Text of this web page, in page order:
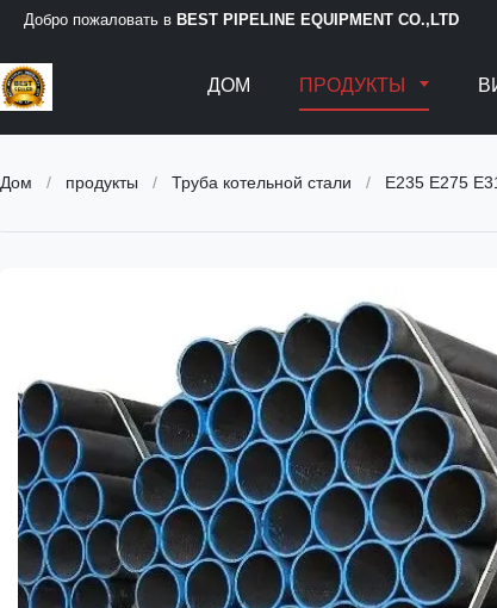
Добро пожаловать в BEST PIPELINE EQUIPMENT CO.,LTD
ДОМ ПРОДУКТЫ
Дом / продукты / Труба котельной стали / E235 E275